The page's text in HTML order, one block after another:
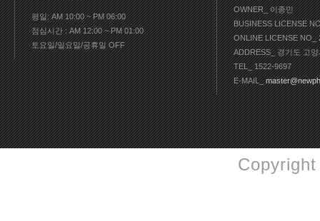
평일: AM 10:00 ~ PM 06:00
점심시간 : AM 12:00 ~ PM 01:00
토요일/일요일/공휴일 OFF
OWNER_ 이종민
BUSINESS LICENSE
ONLINE LICENSE NO_
ADDRESS_ 경기도 고
TEL_ 1522-9697
E-MAIL_